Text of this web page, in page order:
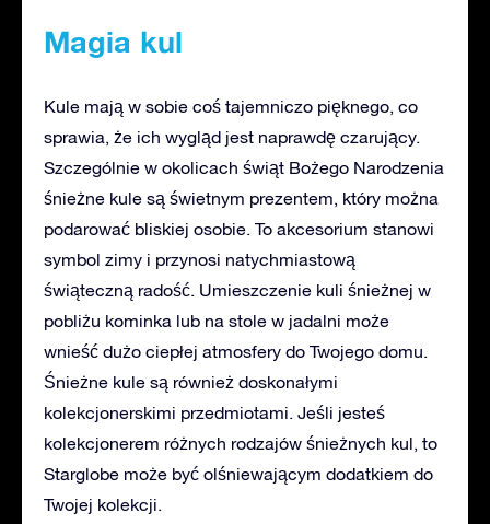
Magia kul
Kule mają w sobie coś tajemniczo pięknego, co
sprawia, że ich wygląd jest naprawdę czarujący.
Szczególnie w okolicach świąt Bożego Narodzenia
śnieżne kule są świetnym prezentem, który można
podarować bliskiej osobie. To akcesorium stanowi
symbol zimy i przynosi natychmiastową
świąteczną radość. Umieszczenie kuli śnieżnej w
pobliżu kominka lub na stole w jadalni może
wnieść dużo ciepłej atmosfery do Twojego domu.
Śnieżne kule są również doskonałymi
kolekcjonerskimi przedmiotami. Jeśli jesteś
kolekcjonerem różnych rodzajów śnieżnych kul, to
Starglobe może być olśniewającym dodatkiem do
Twojej kolekcji.